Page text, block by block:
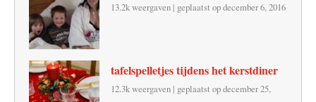
13.2k weergaven | geplaatst op december 6, 2016
tafelspelletjes tijdens het kerstdiner
12.3k weergaven | geplaatst op december 25,